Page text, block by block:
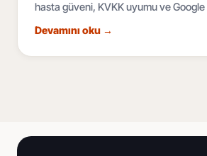
hasta güveni, KVKK uyumu ve
SEO. Sağlık kuruluşunuzu dijitalde
Devamını oku →